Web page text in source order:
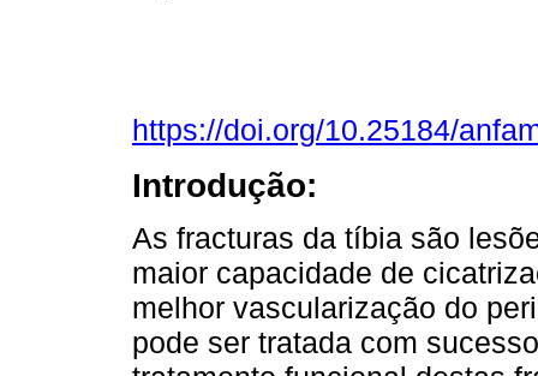
https://doi.org/10.25184/
Introdução:
As fracturas da tíbia são
maior capacidade de
melhor vascularização do
pode ser tratada com